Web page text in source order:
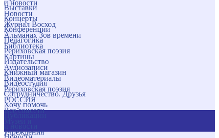
и новости
Новости
Журнал Восход
Альманах Зов времени
Библиотека
Картины
Аудиозаписи
Видеоматериалы
Рериховская поэзия
РОССИЯ
Все соцсети
учреждения
Выставки
Концерты
Конференции
Педагогика
Рериховская поэзия
Издательство
Книжный магазин
Видеостудия
Сотрудничество. Друзья
Хочу помочь